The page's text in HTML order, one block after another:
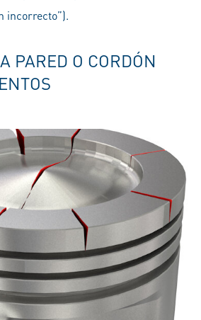
incorrecto”).
PARED O CORDÓN